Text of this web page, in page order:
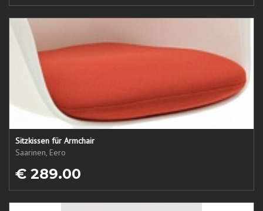
Sitzkissen für Armchair
Saarinen, Eero
€ 289.00